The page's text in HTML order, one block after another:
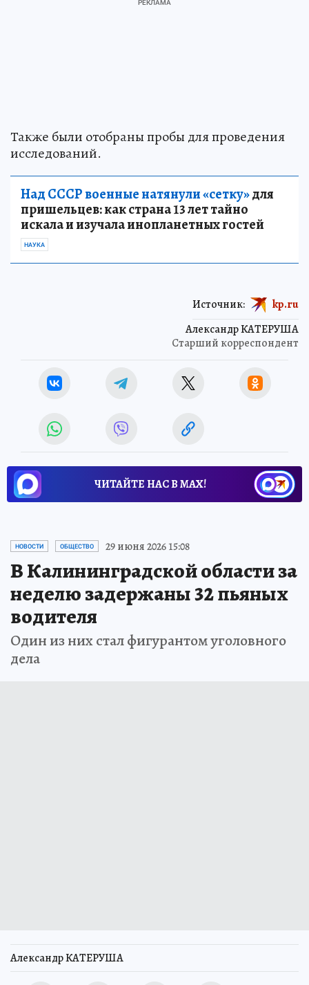
Также были отобраны пробы для проведения
исследований.
Над СССР военные натянули «сетку»для
пришельцев: как страна 13 лет тайно
искала и изучала инопланетных гостей
НАУКА
Александр КАТЕРУША
Старший корреспондент
Источник: kp.ru
ЧИТАЙТЕ НАС В МАХ!
НОВОСТИ ОБЩЕСТВО 29 июня 2026 15:08
В Калининградской области за
неделю задержаны 32 пьяных
водителя
Один из них стал фигурантом уголовного
дела
Александр КАТЕРУША